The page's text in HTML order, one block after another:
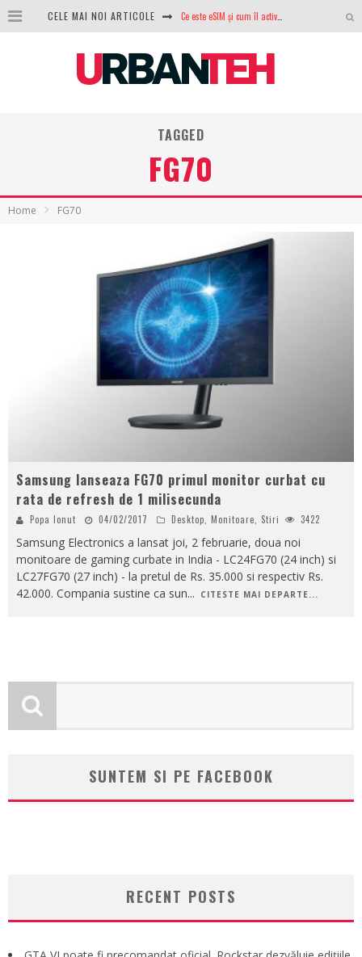
CELE MAI NOI ARTICOLE
TAGGED
FG70
Home FG70
Samsung lanseaza FG70 primul monitor curbat cu
rata de refresh de 1 milisecunda
Popa Ionut 04/02/2017 Desktop, Monitoare, Stiri 3422
Samsung Electronics a lansat joi, 2 februarie, doua noi
monitoare de gaming curbate in India - LC24FG70 (24 inch) si
LC27FG70 (27 inch) - la pretul de Rs. 35.000 si respectiv Rs.
42.000. Compania sustine ca sun... CITESTE MAI DEPARTE...
SUNTEM SI PE FACEBOOK
RECENT POSTS